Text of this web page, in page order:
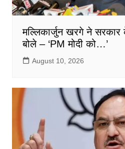
मल्लिकार्जुन खरगे ने
बोले – ‘PM मोदी को…’
August 10, 2026